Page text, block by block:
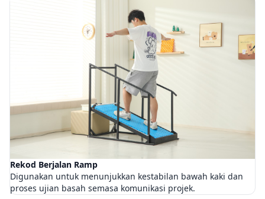
Rekod Berjalan Ramp
Digunakan untuk menunjukkan kestabilan bawah kaki dan
proses ujian basah semasa komunikasi projek.